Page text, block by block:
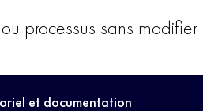
processus sans
et documentation